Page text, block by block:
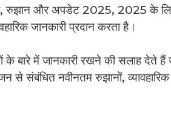
रुझान और अपडेट 2025, 2025 के लिए
जानकारी प्रदान करता है।
के बारे में जानकारी रखने की सलाह देते
संबंधित नवीनतम रुझानों, व्यावहारिक